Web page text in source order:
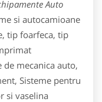
Auto
si autocamioane
tip foarfeca, tip
de mecanica auto,
Sisteme pentru
si vaselina